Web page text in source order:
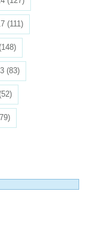
(111)
(83)